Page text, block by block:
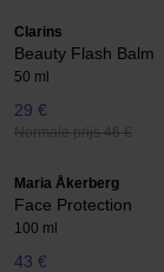
Clarins
Beauty Flash Balm
50 ml
29 €
Normale prijs 46 €
Maria Åkerberg
Face Protection
100 ml
43 €